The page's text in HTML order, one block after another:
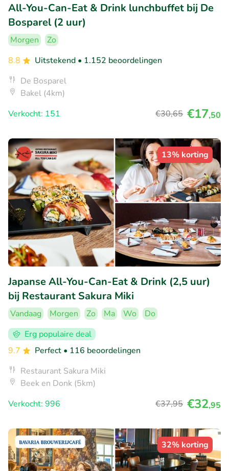
All-You-Can-Eat & Drink lunchbuffet bij De
Bosparel (2 uur)
Morgen
Zo
8.8
Uitstekend • 1.152 beoordelingen
De Bosparel
Bakel (4km)
Verkocht: 151
€30,65 €17,50
13% korting
Japanse All-You-Can-Eat & Drink (2,5 uur)
bij Restaurant Sakura Miki
Vandaag Morgen Zo Ma Wo
Do
Erg populaire deal
9.7
Perfect • 116 beoordelingen
Restaurant Sakura Miki
Beek en Donk (5km)
Verkocht: 996
€37,95 €32,95
32% korting